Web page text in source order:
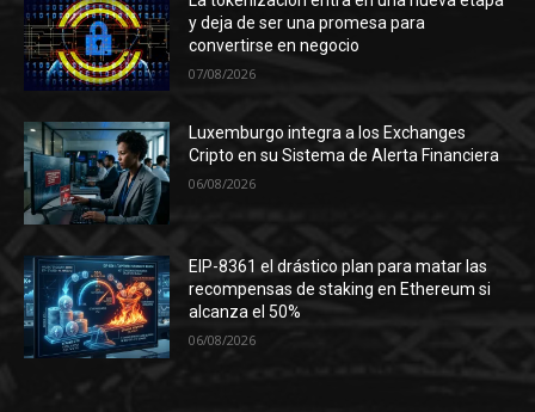
y deja de ser una promesa para
convertirse en negocio
07/08/2026
Luxemburgo integra a los Exchanges
Cripto en su Sistema de Alerta Financiera
06/08/2026
EIP-8361 el drástico plan para matar las
recompensas de staking en Ethereum si
alcanza el 50%
06/08/2026